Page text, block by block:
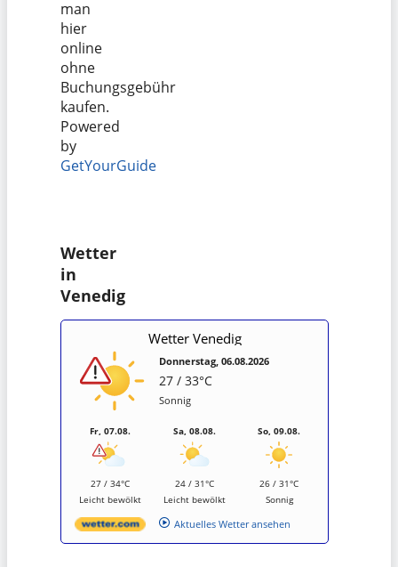
man
hier
online
ohne
Buchungsgebühr
kaufen.
Powered
by
GetYourGuide
Wetter
in
Venedig
Wetter Venedig
Donnerstag, 06.08.2026
27 / 33°C
Sonnig
Fr, 07.08.
27 / 34°C
Leicht bewölkt
Sa, 08.08.
24 / 31°C
Leicht bewölkt
So, 09.08.
26 / 31°C
Sonnig
Aktuelles Wetter ansehen